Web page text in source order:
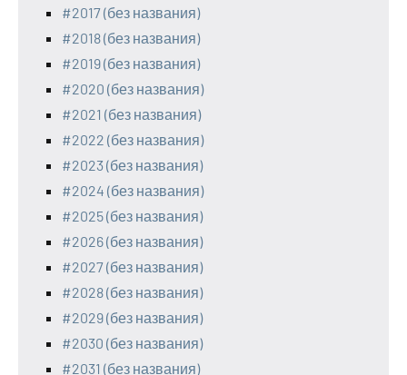
#2017 (без названия)
#2018 (без названия)
#2019 (без названия)
#2020 (без названия)
#2021 (без названия)
#2022 (без названия)
#2023 (без названия)
#2024 (без названия)
#2025 (без названия)
#2026 (без названия)
#2027 (без названия)
#2028 (без названия)
#2029 (без названия)
#2030 (без названия)
#2031 (без названия)